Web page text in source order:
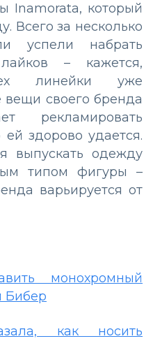
Inamorata, который
Всего за несколько
успели набрать
– кажется,
линейки уже
вещи своего бренда
рекламировать
ей здорово удается.
выпускать одежду
типом фигуры –
варьируется от
монохромный
Бибер
как носить